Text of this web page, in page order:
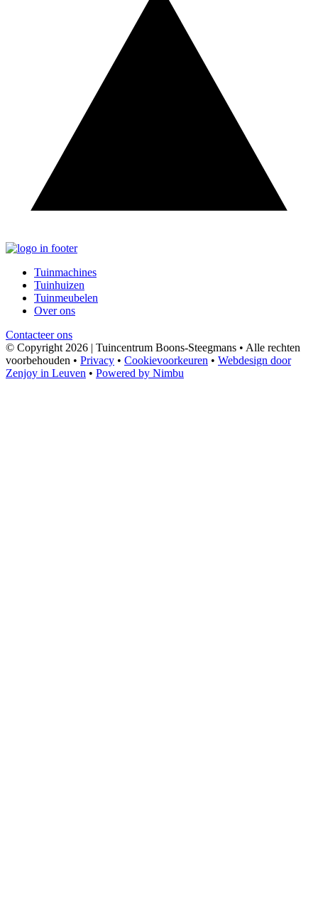
Tuinmachines
Tuinhuizen
Tuinmeubelen
Over ons
Contacteer ons
© Copyright 2026 | Tuincentrum Boons-Steegmans • Alle rechten
voorbehouden • Privacy • Cookievoorkeuren • Webdesign door
Zenjoy in Leuven • Powered by Nimbu